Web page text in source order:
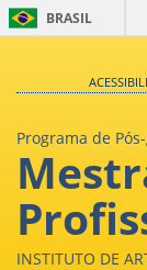
BRASIL
Programa de
INSTITUTO DE